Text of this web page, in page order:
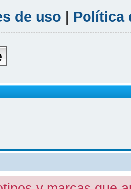
de uso | Política